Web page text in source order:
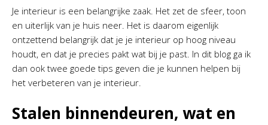
Je interieur is een belangrijke zaak. Het zet de sfeer, toon
en uiterlijk van je huis neer. Het is daarom eigenlijk
ontzettend belangrijk dat je je interieur op hoog niveau
houdt, en dat je precies pakt wat bij je past. In dit blog ga ik
dan ook twee goede tips geven die je kunnen helpen bij
het verbeteren van je interieur.
Stalen binnendeuren, wat en